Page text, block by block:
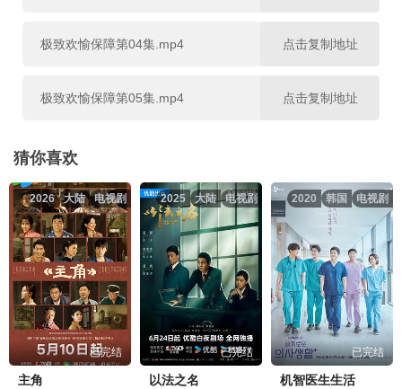
极致欢愉保障第04集.mp4 点击复制地址
极致欢愉保障第05集.mp4 点击复制地址
极致欢愉保障第06集.mp4
极致欢愉保障第07集.mp4 点击复制地址
极致欢愉保障第08集.mp4 点击复制地址
极致欢愉保障第09集.mp4 点击复制地址
极致欢愉保障第10集.mp4 点击复制地址
猜你喜欢
电视剧
大陆
2026
已完结
主角
电视剧
大陆
2025
已完结
以法之名
电视剧
韩国
2020
已完结
机智医生生活